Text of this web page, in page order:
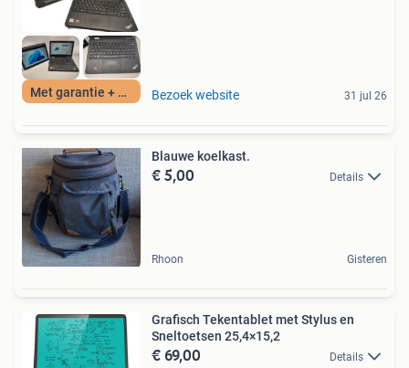
Met garantie + BTW Bezoek website 31 jul 26
Blauwe koelkast.
€ 5,00 Details
Rhoon Gisteren
Grafisch Tekentablet met Stylus en
Sneltoetsen 25,4×15,2
€ 69,00 Details